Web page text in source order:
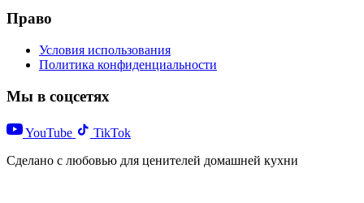
Право
Условия использования
Политика конфиденциальности
Мы в соцсетях
YouTube
TikTok
Сделано с любовью для ценителей домашней кухни